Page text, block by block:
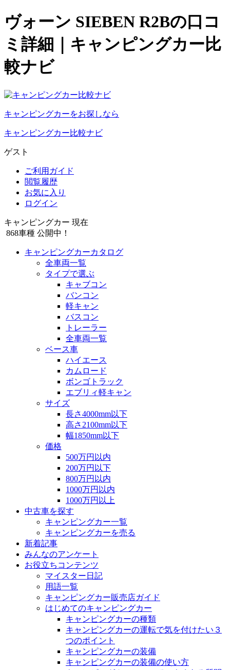
ヴォーン SIEBEN R2Bの口コ
ミ詳細｜キャンピングカー比
較ナビ
キャンピングカーをお探しなら
キャンピングカー比較ナビ
ゲスト
ご利用ガイド
閲覧履歴
お気に入り
ログイン
キャンピングカー 現在
868車種 公開中！
キャンピングカーカタログ
全車両一覧
タイプで選ぶ
キャブコン
バンコン
軽キャン
バスコン
トレーラー
全車両一覧
ベース車
ハイエース
カムロード
ボンゴトラック
エブリィ軽キャン
サイズ
長さ4000mm以下
高さ2100mm以下
幅1850mm以下
価格
500万円以内
200万円以下
800万円以内
1000万円以内
1000万円以上
中古車を探す
キャンピングカー一覧
キャンピングカーを売る
新着記事
みんなのアンケート
お役立ちコンテンツ
マイスター日記
用語一覧
キャンピングカー販売店ガイド
はじめてのキャンピングカー
キャンピングカーの種類
キャンピングカーの運転で気を付けたい３
つのポイント
キャンピングカーの装備
キャンピングカーの装備の使い方